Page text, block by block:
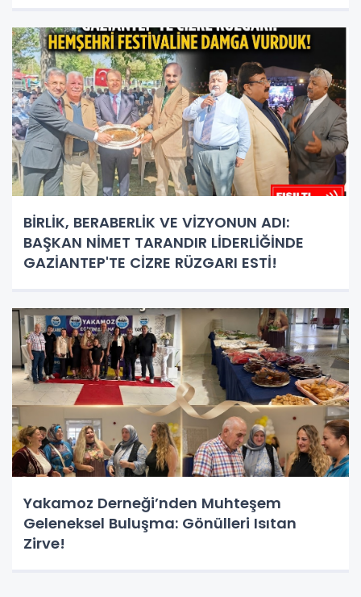
BİRLİK, BERABERLİK VE VİZYONUN ADI:
BAŞKAN NİMET TARANDIR LİDERLİĞİNDE
GAZİANTEP'TE CİZRE RÜZGARI ESTİ!
Yakamoz Derneği’nden Muhteşem
Geleneksel Buluşma: Gönülleri Isıtan
Zirve!